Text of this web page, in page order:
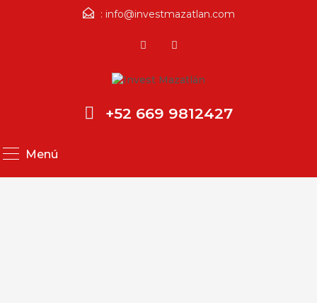
: info@investmazatlan.com
+52 669 9812427
Menú